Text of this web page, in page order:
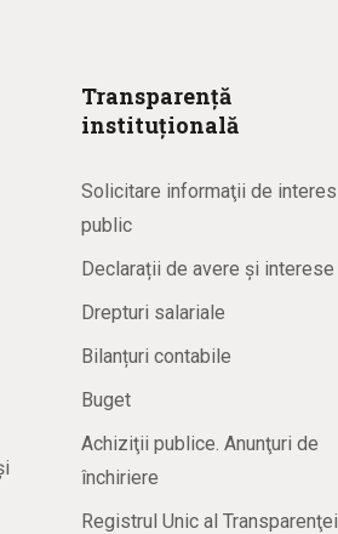
Transparență
instituțională
Solicitare informaţii de interes
public
Declarații de avere și interese
Drepturi salariale
Bilanțuri contabile
Buget
Achiziţii publice. Anunţuri de
închiriere
Registrul Unic al Transparenţei